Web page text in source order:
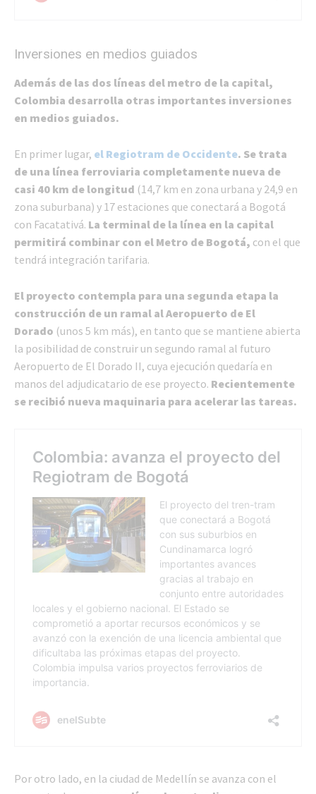
Inversiones en medios guiados
Además de las dos líneas del metro de la capital,
Colombia desarrolla otras importantes inversiones
en medios guiados.
En primer lugar, el Regiotram de Occidente. Se trata
de una línea ferroviaria completamente nueva de
casi 40 km de longitud (14,7 km en zona urbana y 24,9 en
zona suburbana) y 17 estaciones que conectará a Bogotá
con Facatativá. La terminal de la línea en la capital
permitirá combinar con el Metro de Bogotá, con el que
tendrá integración tarifaria.
El proyecto contempla para una segunda etapa la
construcción de un ramal al Aeropuerto de El
Dorado (unos 5 km más), en tanto que se mantiene abierta
la posibilidad de construir un segundo ramal al futuro
Aeropuerto de El Dorado II, cuya ejecución quedaría en
manos del adjudicatario de ese proyecto. Recientemente
se recibió nueva maquinaria para acelerar las tareas.
Por otro lado, en la ciudad de Medellín se avanza con el